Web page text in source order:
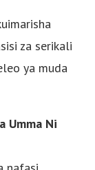
za serikali
ya muda
Umma Ni